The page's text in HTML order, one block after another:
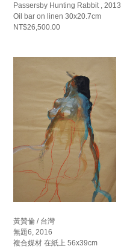
Passersby Hunting Rabbit , 2013
Oil bar on linen 30x20.7cm
NT$26,500.00
黃贊倫 / 台灣
無題6, 2016
複合媒材 在紙上 56x39cm